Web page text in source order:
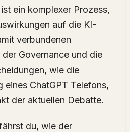
ist ein komplexer Prozess,
auf die KI-
verbundenen
Governance und die
wie die
eines ChatGPT Telefons,
der aktuellen Debatte.
du, wie der